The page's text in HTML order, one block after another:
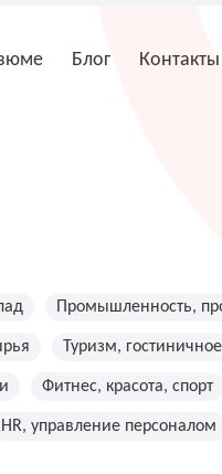
Блог Контакты
Промышленность,
Туризм,
Фитнес, красота, спорт
HR, управление персоналом